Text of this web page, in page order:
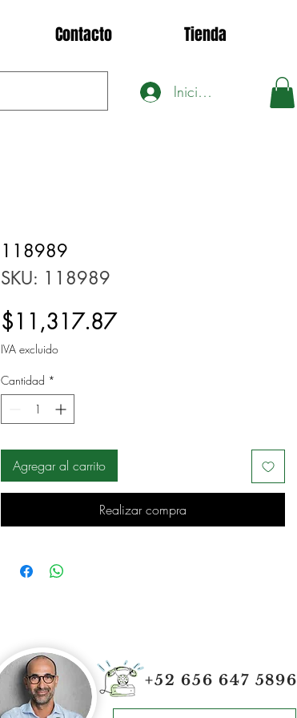
Contacto Tienda
Iniciar sesión
118989
SKU: 118989
$11,317.87Precio
IVA excluido
Cantidad *
Agregar al carrito
Realizar compra
+52 656 647 5896